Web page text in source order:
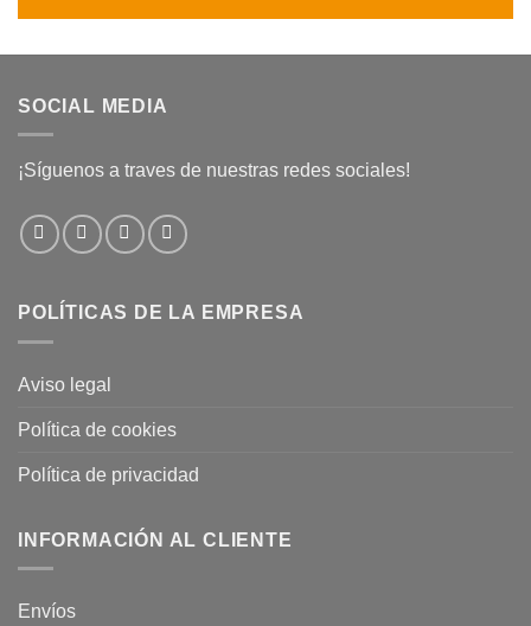
SOCIAL MEDIA
¡Síguenos a traves de nuestras redes sociales!
POLÍTICAS DE LA EMPRESA
Aviso legal
Política de cookies
Política de privacidad
INFORMACIÓN AL CLIENTE
Envíos